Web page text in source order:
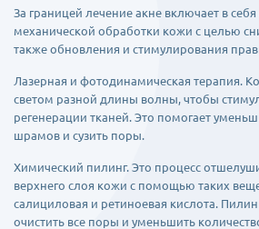
За границей лечение акне включает в
механической обработки кожи с целью
также обновления и стимулирования
Лазерная и фотодинамическая терапия.
светом разной длины волны, чтобы
регенерации тканей. Это помогает
шрамов и сузить поры.
Химический пилинг. Это процесс
верхнего слоя кожи с помощью таких
салициловая и ретиноевая кислота.
очистить все поры и уменьшить